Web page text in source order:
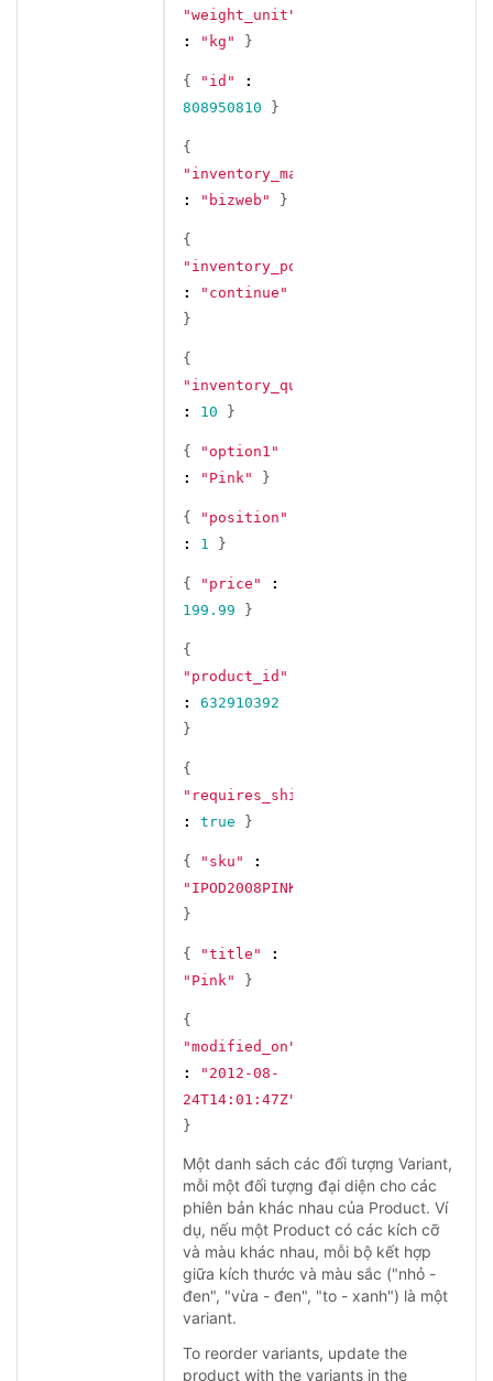
"weight_unit"
:
"kg" }
{ "id"
:
808950810
}
{
"inventory_management"
:
"bizweb" }
{
"inventory_policy"
:
"continue"
}
{
"inventory_quantity"
:
10 }
{
"option1"
:
"Pink" }
{
"position"
:
1 }
{ "price"
:
199.99
}
{
"product_id"
:
632910392
}
{
"requires_shipping"
:
true }
{ "sku"
:
"IPOD2008PINK"
}
{ "title"
:
"Pink"
}
{
"modified_on"
:
"2012-08-
24T14:01:47Z"
}
Một danh sách các đối tượng Variant,
mỗi một đối tượng đại diện cho các
phiên bản khác nhau của Product. Ví
dụ, nếu một Product có các kích cỡ
và màu khác nhau, mỗi bộ kết hợp
giữa kích thước và màu sắc ("nhỏ -
đen", "vừa - đen", "to - xanh") là một
variant.
To reorder variants, update the
product with the variants in the